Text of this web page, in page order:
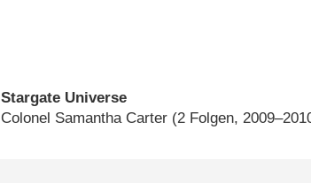
Stargate Universe
Colonel Samantha Carter (2 Folgen,